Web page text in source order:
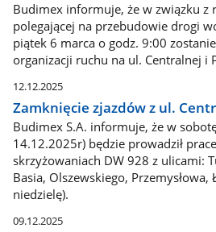
Budimex informuje, że w związku z
polegającej na przebudowie drogi
piątek 6 marca o godz. 9:00
organizacji ruchu na ul. Centralnej i
12.12.2025
Zamknięcie zjazdów z ul.
Budimex S.A. informuje, że w
14.12.2025r) będzie prowadził
skrzyżowaniach DW 928 z ulicami:
Basia, Olszewskiego,
niedzielę).
09.12.2025